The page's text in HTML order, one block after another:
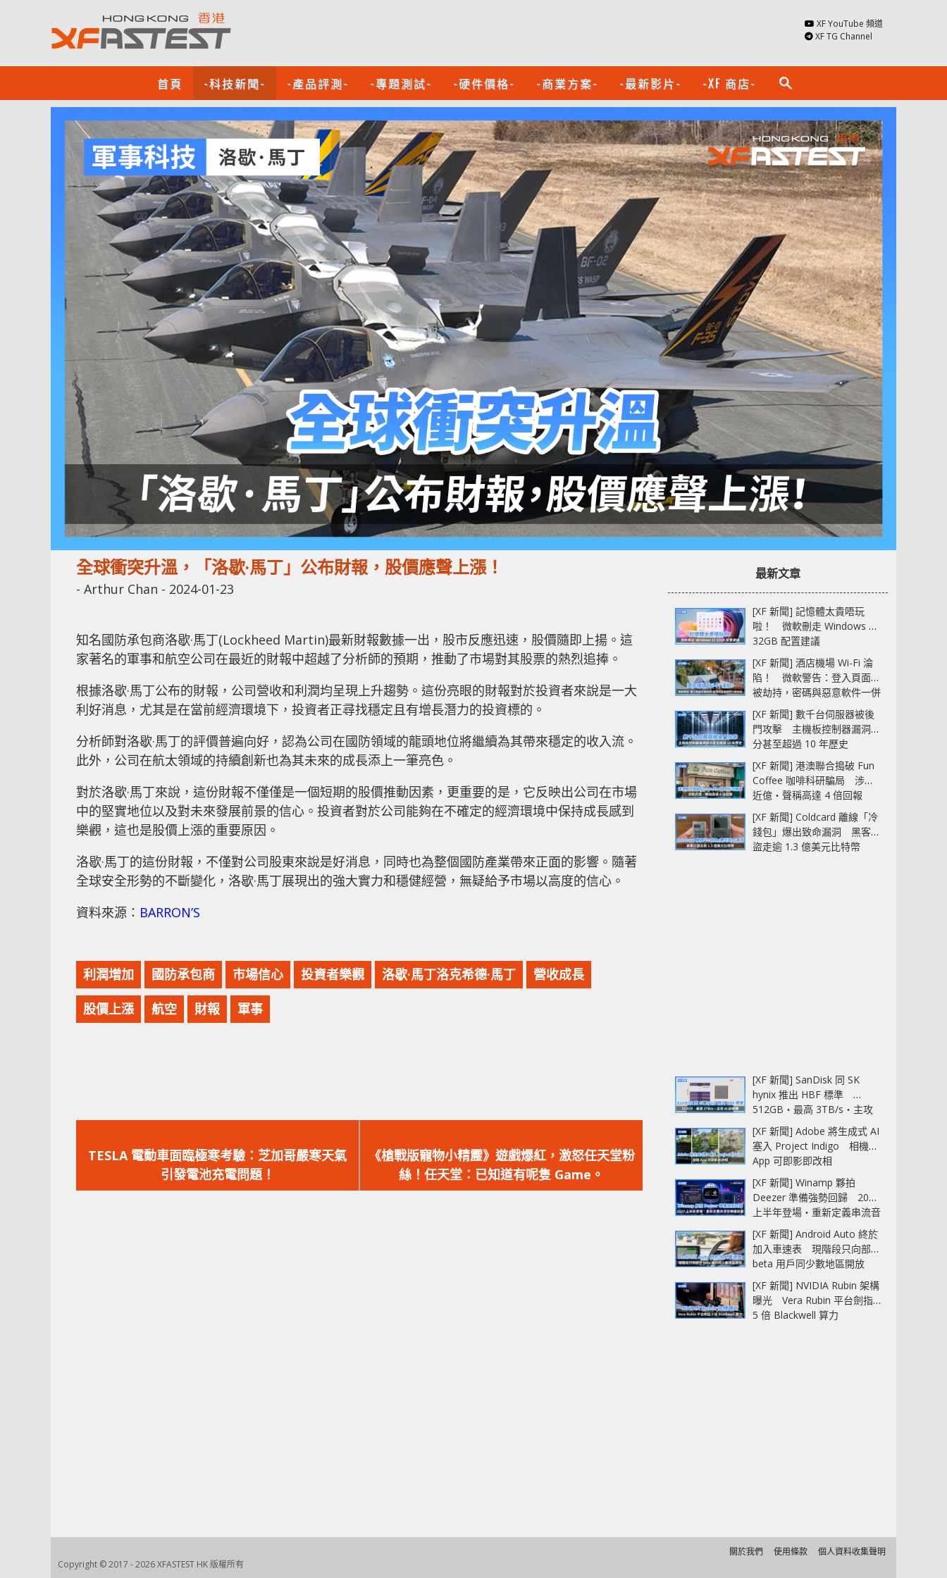
XF YouTube 頻道
XF TG Channel
首頁 -科技新聞- -產品評測- -專題測試- -硬件價格- -商業方案- -最新影片- -XF 商店- search
全球衝突升溫，「洛歇·馬丁」公布財報，股價應聲上漲！
- Arthur Chan - 2024-01-23
知名國防承包商洛歇·馬丁(Lockheed Martin)最新財報數據一出，股市反應迅速，股價隨即上揚。這
家著名的軍事和航空公司在最近的財報中超越了分析師的預期，推動了市場對其股票的熱烈追捧。
根據洛歇·馬丁公布的財報，公司營收和利潤均呈現上升趨勢。這份亮眼的財報對於投資者來說是一大
利好消息，尤其是在當前經濟環境下，投資者正尋找穩定且有增長潛力的投資標的。
分析師對洛歇·馬丁的評價普遍向好，認為公司在國防領域的龍頭地位將繼續為其帶來穩定的收入流。
此外，公司在航太領域的持續創新也為其未來的成長添上一筆亮色。
對於洛歇·馬丁來說，這份財報不僅僅是一個短期的股價推動因素，更重要的是，它反映出公司在市場
中的堅實地位以及對未來發展前景的信心。投資者對於公司能夠在不確定的經濟環境中保持成長感到
樂觀，這也是股價上漲的重要原因。
洛歇·馬丁的這份財報，不僅對公司股東來說是好消息，同時也為整個國防產業帶來正面的影響。隨著
全球安全形勢的不斷變化，洛歇·馬丁展現出的強大實力和穩健經營，無疑給予市場以高度的信心。
資料來源： BARRON’S
利潤增加 國防承包商 市場信心 投資者樂觀 洛歇·馬丁洛克希德·馬丁 營收成長
股價上漲 航空 財報 軍事
一
篇
文
TESLA 電動車面臨極寒考驗：芝加哥嚴寒天氣
引發電池充電問題！
一
篇
文
《槍戰版寵物小精靂》遊戲爆紅，激怒任天堂粉
絲！任天堂：已知道有呢隻 Game。
最新文章
[XF 新聞] 記憶體太貴唔玩
啦！ 微軟刪走 Windows 11
32GB 配置建議
[XF 新聞] 酒店機場 Wi-Fi 淪
陷！ 微軟警告：登入頁面可
被劫持，密碼與惡意軟件一併
中招
[XF 新聞] 數千台伺服器被後
門攻擊 主機板控制器漏洞部
分甚至超過 10 年歷史
[XF 新聞] 港澳聯合搗破 Fun
Coffee 咖啡科研騙局 涉款
近億‧聲稱高達 4 倍回報
[XF 新聞] Coldcard 離線「冷
錢包」爆出致命漏洞 黑客已
盜走逾 1.3 億美元比特幣
[XF 新聞] SanDisk 同 SK
hynix 推出 HBF 標準
512GB‧最高 3TB/s‧主攻
AI 記憶體
[XF 新聞] Adobe 將生成式 AI
塞入 Project Indigo 相機
App 可即影即改相
[XF 新聞] Winamp 夥拍
Deezer 準備強勢回歸 2027
上半年登場‧重新定義串流音
樂播放器
[XF 新聞] Android Auto 終於
加入車速表 現階段只向部分
beta 用戶同少數地區開放
[XF 新聞] NVIDIA Rubin 架構
曝光 Vera Rubin 平台劍指
5 倍 Blackwell 算力
Copyright © 2017 - 2026 XFASTEST HK 版權所有
關於我們 使用條款 個人資料收集聲明